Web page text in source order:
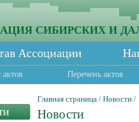
СИБИРСКИХ И
Ассоциации
Перечень актов
Главная страница / Новости /
Новости